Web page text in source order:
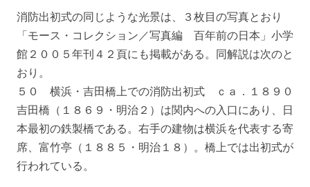
消防出初式の同じような光景は、３枚目の写真とおり
「モース・コレクション／写真編 百年前の日本」小学
館２００５年刊４２頁にも掲載がある。同解説は次のと
おり。
５０ 横浜・吉田橋上での消防出初式 ｃａ．１８９０
吉田橋（１８６９・明治２）は関内への入口にあり、日
本最初の鉄製橋である。右手の建物は横浜を代表する寄
席、富竹亭（１８８５・明治１８）。橋上では出初式が
行われている。